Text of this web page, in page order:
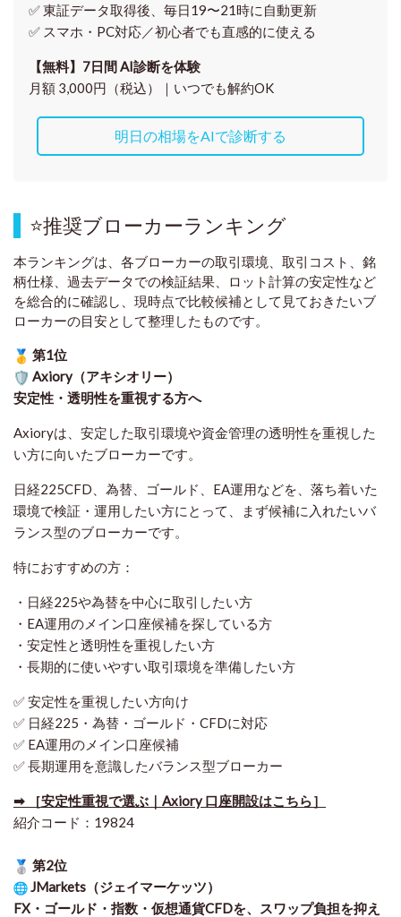
✅ 東証データ取得後、 毎日19〜21時に自動更新
✅ スマホ・PC対応／初心者でも直感的に使える
【無料】7日間 AI診断を体験
月額 3,000円（税込）｜いつでも解約OK
明日の相場をAIで診断する
⭐推奨ブローカーランキング
本ランキングは、各ブローカーの取引環境、取引コスト、銘
柄仕様、過去データでの検証結果、ロット計算の安定性など
を総合的に確認し、現時点で比較候補として見ておきたいブ
ローカーの目安として整理したものです。
第1位
Axiory（アキシオリー）
安定性・透明性を重視する方へ
Axioryは、安定した取引環境や資金管理の透明性を重視した
い方に向いたブローカーです。
日経225CFD、為替、ゴールド、EA運用などを、落ち着いた
環境で検証・運用したい方にとって、まず候補に入れたいバ
ランス型のブローカーです。
特におすすめの方：
・日経225や為替を中心に取引したい方
・EA運用のメイン口座候補を探している方
・安定性と透明性を重視したい方
・長期的に使いやすい取引環境を準備したい方
✅ 安定性を重視したい方向け
✅ 日経225・為替・ゴールド・CFDに対応
✅ EA運用のメイン口座候補
✅ 長期運用を意識したバランス型ブローカー
➡ ［安定性重視で選ぶ｜Axiory 口座開設はこちら］
紹介コード：19824
第2位
JMarkets（ジェイマーケッツ）
FX・ゴールド・指数・仮想通貨CFDを、スワップ負担を抑え